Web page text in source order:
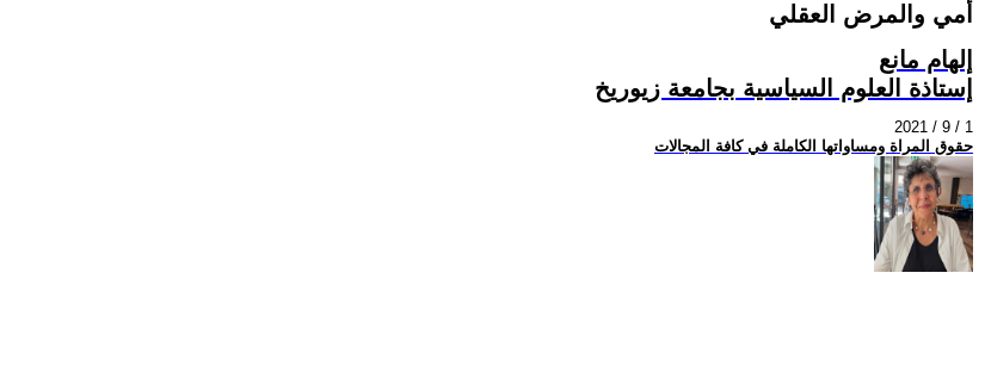
أمي والمرض العقلي
إلهام مانع
إستاذة العلوم السياسية بجامعة زيوريخ
2021 / 9 / 1
حقوق المراة ومساواتها الكاملة في كافة المجالات